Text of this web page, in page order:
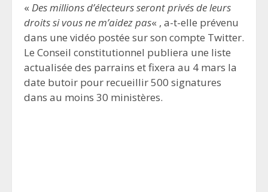
« Des millions d’électeurs seront privés de leurs
droits si vous ne m’aidez pas« , a-t-elle prévenu
dans une vidéo postée sur son compte Twitter.
Le Conseil constitutionnel publiera une liste
actualisée des parrains et fixera au 4 mars la
date butoir pour recueillir 500 signatures
dans au moins 30 ministères.